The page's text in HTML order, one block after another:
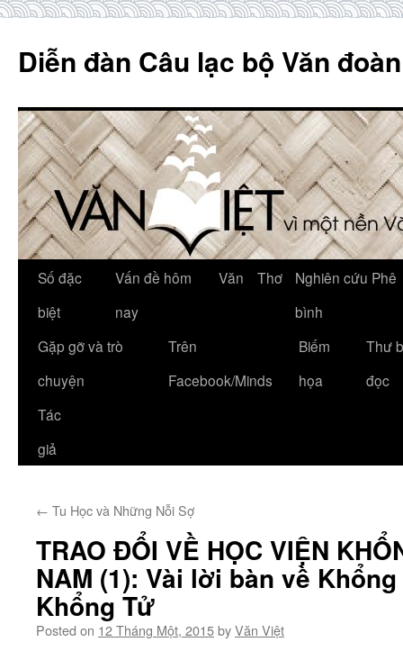
content
Diễn đàn Câu lạc bộ Văn
Số đặc
biệt
Vấn đề hôm
nay
Văn Thơ
Nghiên cứu Phê
bình
Gặp gỡ và trò
chuyện
Trên
Facebook/Minds
Biếm
họa
Thư
đọc
Tác
giả
← Tu Học và Những Nỗi Sợ
TRAO ĐỔI VỀ HỌC VIỆN
NAM (1): Vài lời bàn về
Khổng Tử
Posted on 12 Tháng Một, 2015byVăn Việt